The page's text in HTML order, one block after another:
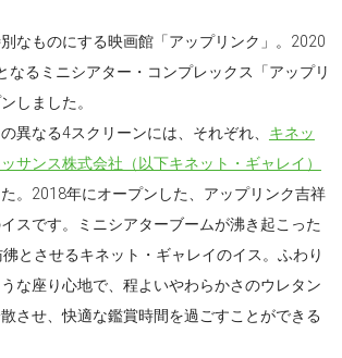
なものにする映画館「アップリンク」。2020
なるミニシアター・コンプレックス「アップリ
しました。
異なる4スクリーンには、それぞれ、 キネッ
サンス株式会社（以下キネット・ギャレイ）
。2018年にオープンした、アップリンク吉祥
スです。ミニシアターブームが沸き起こった
とさせるキネット・ギャレイのイス。ふわり
な座り心地で、程よいやわらかさのウレタン
させ、快適な鑑賞時間を過ごすことができる